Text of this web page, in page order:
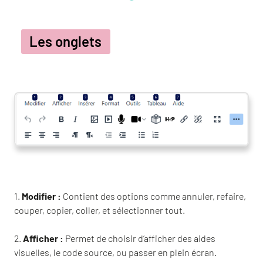
Les onglets
1. Modifier : Contient des options comme annuler, refaire,
couper, copier, coller, et sélectionner tout.
2. Afficher : Permet de choisir d’afficher des aides
visuelles, le code source, ou passer en plein écran.